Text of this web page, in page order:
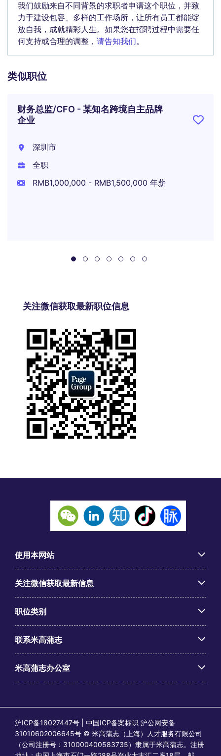
我们鼓励来自不同背景的求职者申请这个职位，并致
力于建设包容、多样的工作场所，让所有员工都能绽
放自我，成就精彩人生。如果您在招聘过程中需要任
何支持或合理的调整， 请告知我们。
类似职位
财务总监/CFO - 某知名跨境自主品牌
企业
深圳市
全职
RMB1,000,000 - RMB1,500,000 年薪
关注微信获取最新职位信息
使用本网站
关注微信获取最新信息
职位类别
联系米高蒲志
米高蒲志办公室
沪ICP备18027447号 | 中国ICP备案标识 沪公网安备
31010602006645号 © 米高蒲志（上海）人才服务有限公司
（公司注册号：310000400583735）隶属于米高蒲志。注册